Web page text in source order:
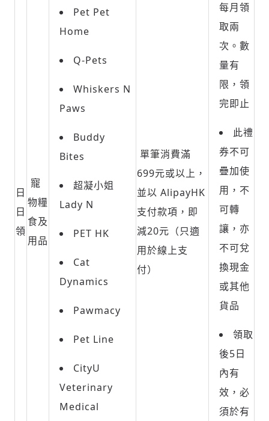
日
日
領
寵
物糧
食及
用品
Pet Pet
Home
Q-Pets
Whiskers N
Paws
Buddy
Bites
超凝小姐
Lady N
PET HK
Cat
Dynamics
Pawmacy
Pet Line
CityU
Veterinary
Medical
單筆消費滿
699元或以上，
並以 AlipayHK
支付款項，即
減20元（只適
用於線上支
付）
每月領
取兩
次。數
量有
限，領
完即止
此禮
券不可
疊加使
用，不
可轉
讓，亦
不可兌
換現金
或其他
貨品
領取
後5日
內有
效，必
須於有